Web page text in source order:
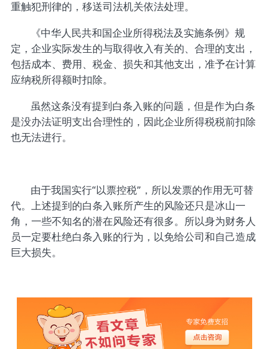
重触犯刑律的，移送司法机关依法处理。
《中华人民共和国企业所得税法及实施条例》规
定，企业实际发生的与取得收入有关的、合理的支出，
包括成本、费用、税金、损失和其他支出，准予在计算
应纳税所得额时扣除。
虽然这条没有提到白条入账的问题，但是作为白条
是没办法证明支出合理性的，因此企业所得税税前扣除
也无法进行。
由于我国实行“以票控税”，所以发票的作用无可替
代。上述提到的白条入账所产生的风险还只是冰山一
角，一些不知名的潜在风险还有很多。所以身为财务人
员一定要杜绝白条入账的行为，以免给公司和自己造成
巨大损失。